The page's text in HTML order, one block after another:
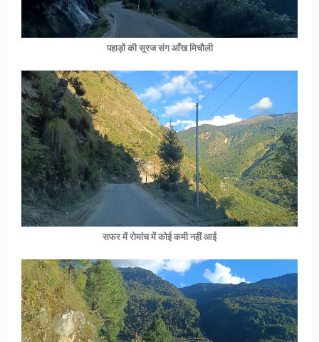
पहाड़ों की सूरज संग आँख मिचौली
सफर में रोमांच में कोई कमी नहीं आई